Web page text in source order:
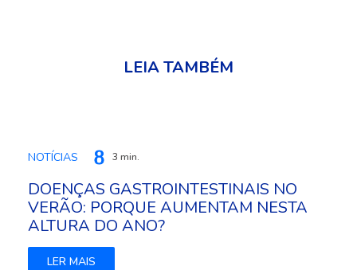
LEIA TAMBÉM
NOTÍCIAS 3 min.
DOENÇAS GASTROINTESTINAIS NO
VERÃO: PORQUE AUMENTAM NESTA
ALTURA DO ANO?
LER MAIS